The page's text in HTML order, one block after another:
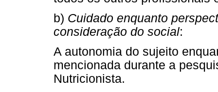
b) Cuidado enquanto
consideração do social:
A autonomia do sujeito
mencionada durante a
Nutricionista.